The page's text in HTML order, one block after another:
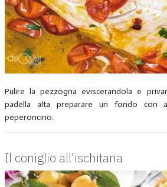
Pulire la pezzogna eviscerandola e
padella alta preparare un fondo con
peperoncino.
Il coniglio all’ischitana